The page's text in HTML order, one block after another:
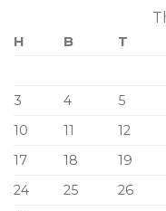
H B T
3
4 5
10
11 12
17
18 19
24
25 26